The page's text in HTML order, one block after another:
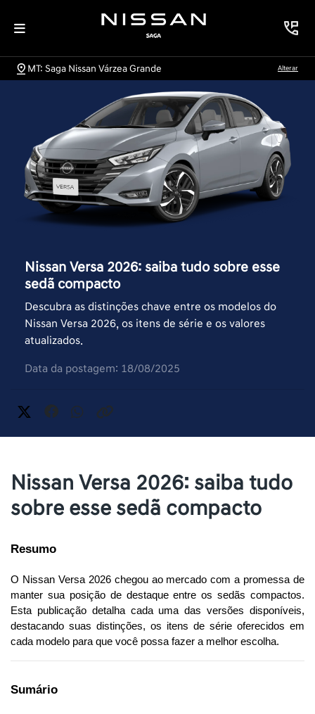
MT: Saga Nissan Várzea Grande Alterar
Nissan Versa 2026: saiba tudo sobre esse
sedã compacto
Descubra as distinções chave entre os modelos do
Nissan Versa 2026, os itens de série e os valores
atualizados.
Data da postagem: 18/08/2025
Nissan Versa 2026: saiba tudo
sobre esse sedã compacto
Resumo
O Nissan Versa 2026 chegou ao mercado com a promessa de
manter sua posição de destaque entre os sedãs compactos.
Esta publicação detalha cada uma das versões disponíveis,
destacando suas distinções, os itens de série oferecidos em
cada modelo para que você possa fazer a melhor escolha.
Sumário